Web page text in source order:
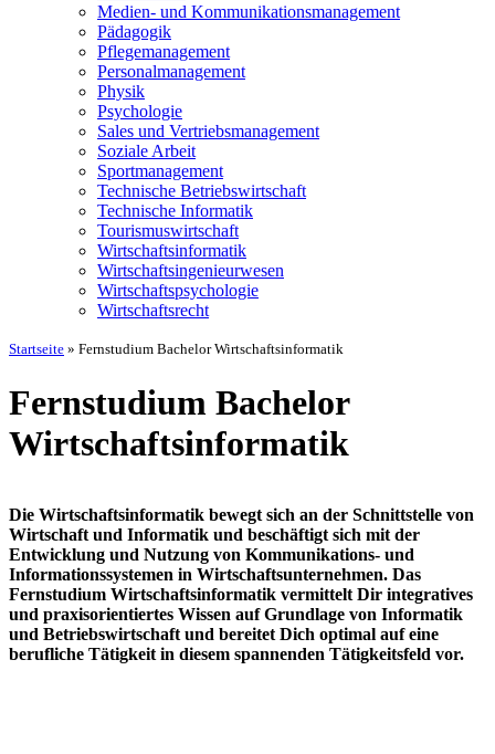
Medien- und Kommunikationsmanagement
Pädagogik
Pflegemanagement
Personalmanagement
Physik
Psychologie
Sales und Vertriebsmanagement
Soziale Arbeit
Sportmanagement
Technische Betriebswirtschaft
Technische Informatik
Tourismuswirtschaft
Wirtschaftsinformatik
Wirtschaftsingenieurwesen
Wirtschaftspsychologie
Wirtschaftsrecht
Startseite » Fernstudium Bachelor Wirtschaftsinformatik
Fernstudium Bachelor
Wirtschaftsinformatik
Die Wirtschaftsinformatik bewegt sich an der Schnittstelle von
Wirtschaft und Informatik und beschäftigt sich mit der
Entwicklung und Nutzung von Kommunikations- und
Informationssystemen in Wirtschaftsunternehmen. Das
Fernstudium Wirtschaftsinformatik vermittelt Dir integratives
und praxisorientiertes Wissen auf Grundlage von Informatik
und Betriebswirtschaft und bereitet Dich optimal auf eine
berufliche Tätigkeit in diesem spannenden Tätigkeitsfeld vor.